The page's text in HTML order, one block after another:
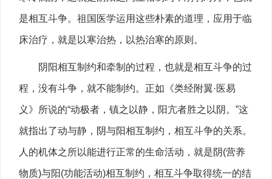
是相互斗争。祖国医学运用这些朴素的道理，应用于临
床治疗，就是以寒治热，以热治寒的原则。
阴阳相互制约和牵制的过程，也就是相互斗争的过
程，没有斗争，就不能制约。正如《类经附翼·医易
义》所说的“动极者，镇之以静，阳亢者胜之以阴。”这
就指出了动与静，阴与阳相互制约，相互斗争的关系。
人的机体之所以能进行正常的生命活动，就是阴(营养
物质)与阳(功能活动)相互制约，相互斗争取得统一的结